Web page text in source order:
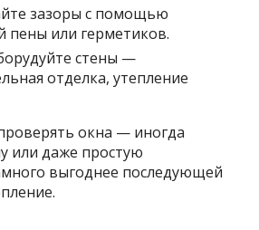
зазоры с помощью
пены или герметиков.
стены —
отделка, утепление
окна — иногда
или даже простую
выгоднее последующей